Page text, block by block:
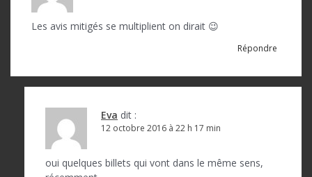
l
Les avis mitigés se multiplient on dirait 😉
Répondre
Eva dit :
12 octobre 2016 à 22 h 17 min
oui quelques billets qui vont dans le même sens,